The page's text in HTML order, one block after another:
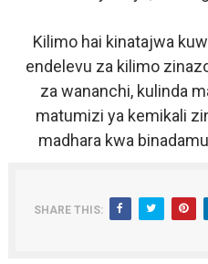
Kilimo hai kinatajwa
endelevu za kilimo
za wananchi, kulinda
matumizi ya kemikali
madhara kwa
SHARE THIS: